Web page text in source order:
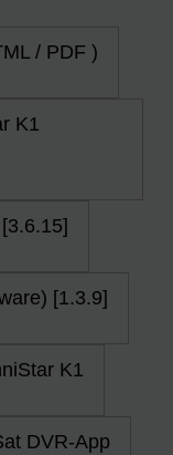
/ PDF )
K1
[1.3.9]
K1
DVR-App